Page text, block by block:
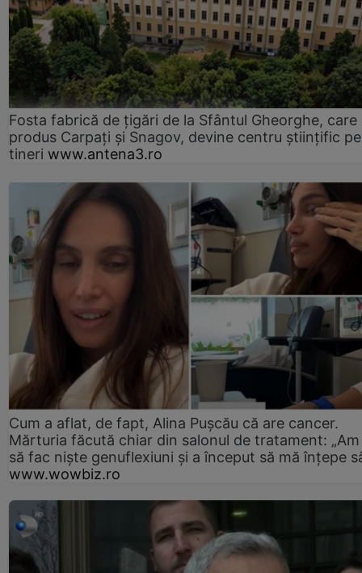
Fosta fabrică de țigări de la Sfântul Gheorghe, care
produs Carpați și Snagov, devine centru științific
tineri www.antena3.ro
Cum a aflat, de fapt, Alina Pușcău că are cancer.
Mărturia făcută chiar din salonul de tratament:
să fac niște genuflexiuni și a început să mă înțepe
www.wowbiz.ro